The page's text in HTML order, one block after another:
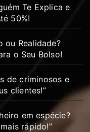
Te Explica e
50%!
ou Realidade?
o Seu Bolso!
de criminosos e
clientes!”
em espécie?
rápido!”